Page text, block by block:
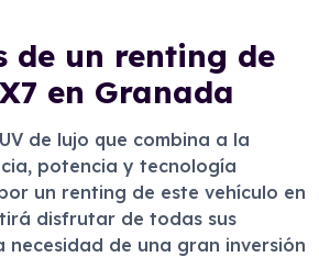
de un renting de
en Granada
de lujo que combina a la
potencia y tecnología
un renting de este vehículo en
disfrutar de todas sus
necesidad de una gran inversión